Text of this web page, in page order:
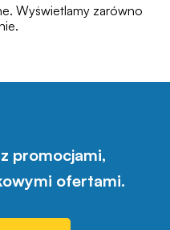
Wyświetlamy zarówno
promocjami,
ofertami.